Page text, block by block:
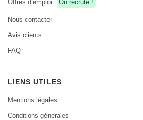
Nous contacter
Avis clients
FAQ
LIENS UTILES
Mentions légales
Conditions générales